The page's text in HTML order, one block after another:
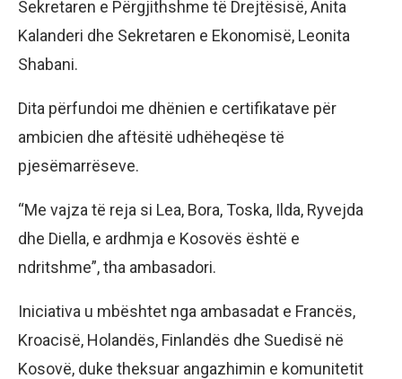
Sekretaren e Përgjithshme të Drejtësisë, Anita
Kalanderi dhe Sekretaren e Ekonomisë, Leonita
Shabani.
Dita përfundoi me dhënien e certifikatave për
ambicien dhe aftësitë udhëheqëse të
pjesëmarrëseve.
“Me vajza të reja si Lea, Bora, Toska, Ilda, Ryvejda
dhe Diella, e ardhmja e Kosovës është e
ndritshme”, tha ambasadori.
Iniciativa u mbështet nga ambasadat e Francës,
Kroacisë, Holandës, Finlandës dhe Suedisë në
Kosovë, duke theksuar angazhimin e komunitetit